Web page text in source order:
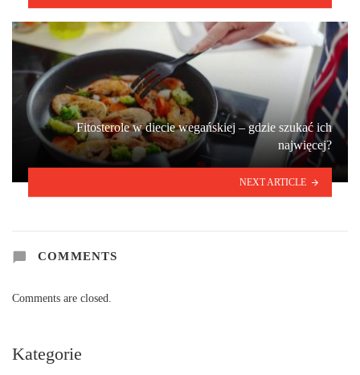
Fitosterole w diecie wegańskiej – gdzie szukać ich
najwięcej?
NEXT ARTICLE
COMMENTS
Comments are closed.
Kategorie